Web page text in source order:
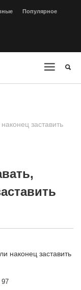
Популярное
заставить
97